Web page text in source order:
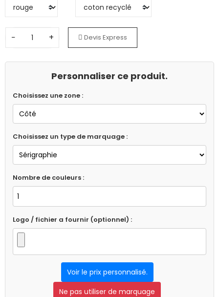
− + Devis Express
Personnaliser ce produit.
Choisissez une zone :
Choisissez un type de marquage :
Nombre de couleurs :
Logo / fichier a fournir (optionnel) :
Voir le prix personnalisé.
Ne pas utiliser de marquage